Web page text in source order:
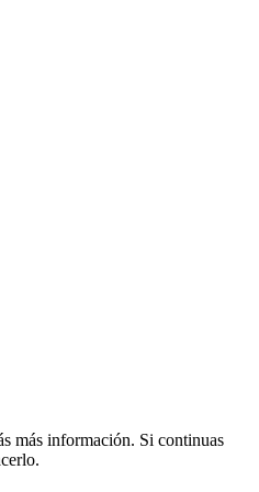
más información. Si continuas